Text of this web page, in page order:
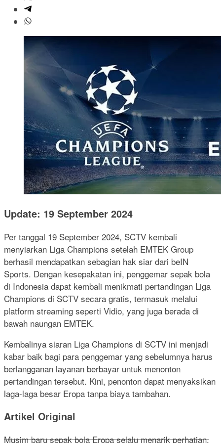
Update: 19 September 2024
Per tanggal 19 September 2024, SCTV kembali
menyiarkan Liga Champions setelah EMTEK Group
berhasil mendapatkan sebagian hak siar dari beIN
Sports. Dengan kesepakatan ini, penggemar sepak bola
di Indonesia dapat kembali menikmati pertandingan Liga
Champions di SCTV secara gratis, termasuk melalui
platform streaming seperti Vidio, yang juga berada di
bawah naungan EMTEK.
Kembalinya siaran Liga Champions di SCTV ini menjadi
kabar baik bagi para penggemar yang sebelumnya harus
berlangganan layanan berbayar untuk menonton
pertandingan tersebut. Kini, penonton dapat menyaksikan
laga-laga besar Eropa tanpa biaya tambahan.
Artikel Original
Musim baru sepak bola Eropa selalu menarik perhatian,